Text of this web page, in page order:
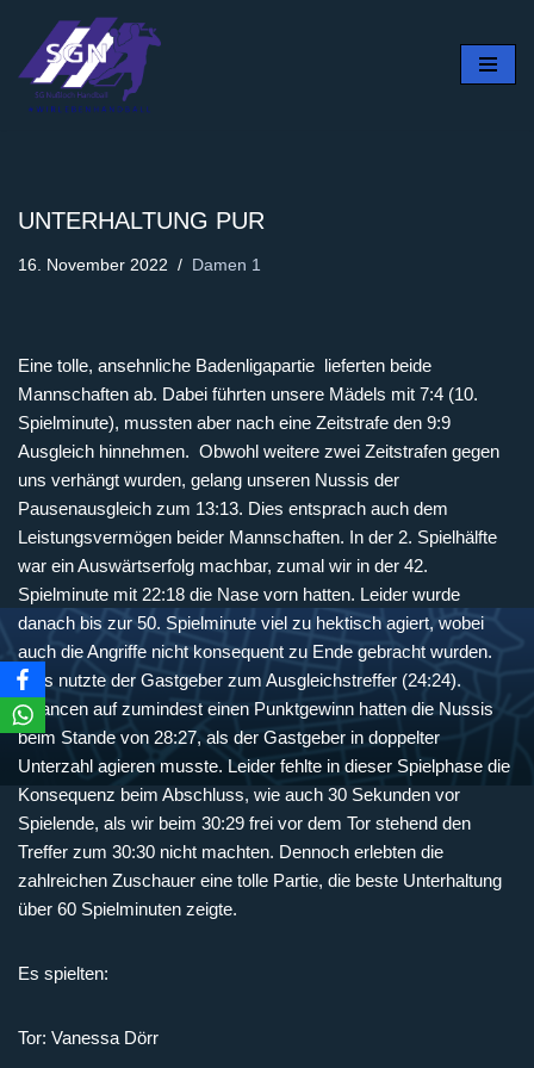
Zum
Inhalt
UNTERHALTUNG PUR
16. November 2022 Damen 1
Eine tolle, ansehnliche Badenligapartie lieferten beide
Mannschaften ab. Dabei führten unsere Mädels mit 7:4 (10.
Spielminute), mussten aber nach eine Zeitstrafe den 9:9
Ausgleich hinnehmen. Obwohl weitere zwei Zeitstrafen gegen
uns verhängt wurden, gelang unseren Nussis der
Pausenausgleich zum 13:13. Dies entsprach auch dem
Leistungsvermögen beider Mannschaften. In der 2. Spielhälfte
war ein Auswärtserfolg machbar, zumal wir in der 42.
Spielminute mit 22:18 die Nase vorn hatten. Leider wurde
danach bis zur 50. Spielminute viel zu hektisch agiert, wobei
auch die Angriffe nicht konsequent zu Ende gebracht wurden.
Dies nutzte der Gastgeber zum Ausgleichstreffer (24:24).
Chancen auf zumindest einen Punktgewinn hatten die Nussis
beim Stande von 28:27, als der Gastgeber in doppelter
Unterzahl agieren musste. Leider fehlte in dieser Spielphase die
Konsequenz beim Abschluss, wie auch 30 Sekunden vor
Spielende, als wir beim 30:29 frei vor dem Tor stehend den
Treffer zum 30:30 nicht machten. Dennoch erlebten die
zahlreichen Zuschauer eine tolle Partie, die beste Unterhaltung
über 60 Spielminuten zeigte.
Es spielten:
Tor: Vanessa Dörr